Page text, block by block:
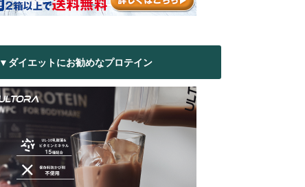
▼ダイエットにお勧めなプロテイン